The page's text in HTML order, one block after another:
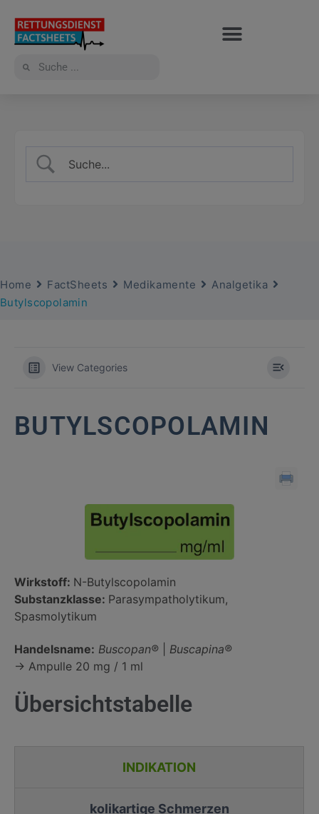
Home FactSheets Medikamente
Analgetika
Butylscopolamin
View Categories
BUTYLSCOPOLAMIN
Wirkstoff: N-Butylscopolamin
Substanzklasse: Parasympatholytikum,
Spasmolytikum
Handelsname: Buscopan®
Buscapina®
→ Ampulle 20 mg / 1 ml
Übersichtstabelle
INDIKATION
kolikartige Schmerzen